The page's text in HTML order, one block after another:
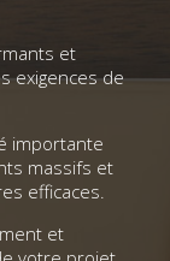
et
exigences de
importante
massifs et
efficaces.
et